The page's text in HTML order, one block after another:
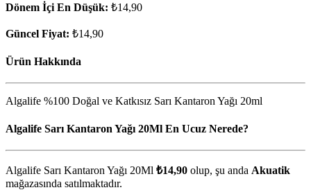
Dönem İçi En Düşük: ₺14,90
Güncel Fiyat: ₺14,90
Ürün Hakkında
Algalife %100 Doğal ve Katkısız Sarı Kantaron Yağı 20ml
Algalife Sarı Kantaron Yağı 20Ml En Ucuz Nerede?
Algalife Sarı Kantaron Yağı 20Ml ₺14,90 olup, şu anda Akuatik
mağazasında satılmaktadır.